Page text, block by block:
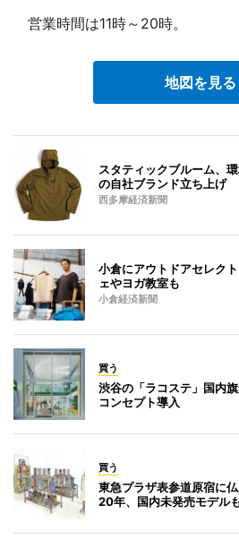
営業時間は11時～20時。
地図を見る
スタティックブルーム、
の自社ブランド立ち上げ
西多摩経済新聞
小倉にアウトドアセレク
ェやヨガ教室も
小倉経済新聞
買う
渋谷の「ラコステ」国内
コンセプト導入
買う
東急プラザ表参道原宿に
20年、国内未発売モデル